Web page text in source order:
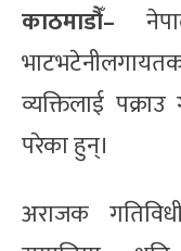
काठमाडौँ–
व्यक्तिलाई
परेका हुन्।
अराजक